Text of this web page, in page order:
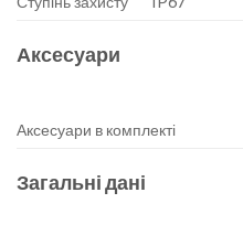
Аксесуари
Аксесуари в комплекті
Загальні дані